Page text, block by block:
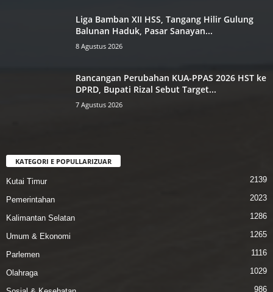
Liga Bamban XII HSS, Tangang ‎Hilir Gulung
Balunan Haduk, ‎Pasar Sanayan...
8 Agustus 2026
Rancangan Perubahan KUA-PPAS ‎2026 HST ke
DPRD, Bupati Rizal ‎Sebut Target...
7 Agustus 2026
KATEGORI E POPULLARIZUAR
Kutai Timur 2139
Pemerintahan 2023
Kalimantan Selatan 1286
Umum & Ekonomi 1265
Parlemen 1116
Olahraga 1029
986